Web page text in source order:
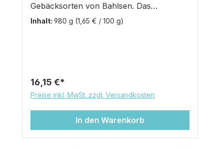
Gebäcksorten von Bahlsen. Das
praktische Theken-Display mit der
oder Kunden mit dem besonderen Genuss.
Deloba: Deloba Minis sind Kekse aus
knusprigem Blättergebäck gefüllt mit
leckerer Fruchtfüllung. Im praktischen
Mini-Format eignen sie sich ideal zum
zwischendurch Snacken - alleine oder mit
Inhalt: 980 g (1,65 € / 100 g)
Regulärer Preis:
16,15 €
Preise inkl. MwSt. zzgl. Versandkosten
In den Warenkorb